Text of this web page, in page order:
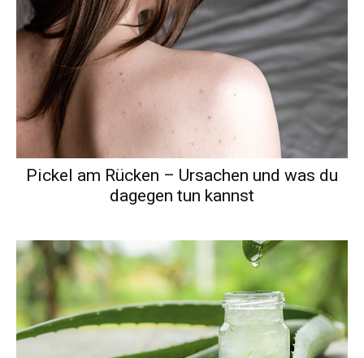
Pickel am Rücken – Ursachen und was du
dagegen tun kannst